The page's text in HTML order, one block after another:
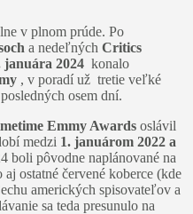
v plnom prúde. Po
a nedeľných Critics
januára 2024 konalo
, v poradí už tretie veľké
osem dní.
Emmy Awards oslávil
medzi 1. januárom 2022 a
boli pôvodne naplánované na
ostatné červené koberce (kde
amerických spisovateľov a
sa teda presunulo na